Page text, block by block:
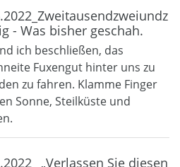
- Was bisher geschah.
ich beschließen, das
Fuxengut hinter uns zu
zu fahren. Klamme Finger
Sonne, Steilküste und
„Verlassen Sie diesen